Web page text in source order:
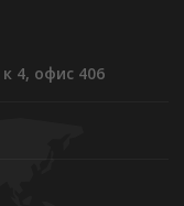
4, офис 406